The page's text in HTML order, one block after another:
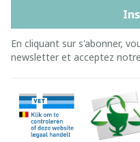
En cliquant sur s'abonner,
newsletter et acceptez notre